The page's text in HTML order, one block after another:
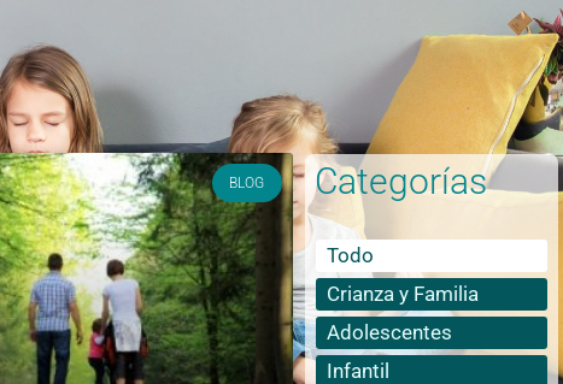
BLOG Categorías
Todo
Crianza y Familia
Adolescentes
Infantil